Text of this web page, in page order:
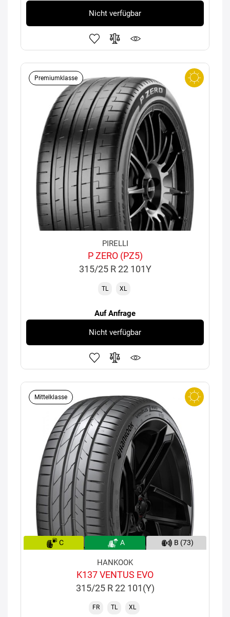
Nicht verfügbar
Premiumklasse
PIRELLI
P ZERO (PZ5)
315/25 R 22 101Y
TL XL
Auf Anfrage
Nicht verfügbar
Mittelklasse
C A B (73)
HANKOOK
K137 VENTUS EVO
315/25 R 22 101(Y)
FR TL XL